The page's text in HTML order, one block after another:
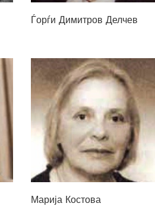
Ѓорѓи Димитров Делчев
Марија Костова